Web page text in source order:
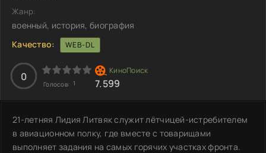
Жанр:
военный, история, биография
Качество:
WEB-DL
0
Голосов: 1 7.599
21-летняя Лидия Литвяк служит лётчицей-истребителем
в авиационном полку, где вместе с товарищами
выполняет задания на самых горячих участках фронта.